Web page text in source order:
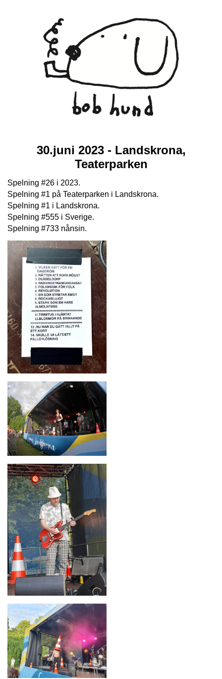
30.juni 2023 - Landskrona,
Teaterparken
Spelning #26 i 2023.
Spelning #1 på Teaterparken i Landskrona.
Spelning #1 i Landskrona.
Spelning #555 i Sverige.
Spelning #733 nånsin.